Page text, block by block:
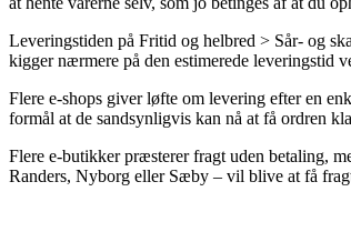
Leveringstiden på Fritid og helbred > Sår- og
kigger nærmere på den estimerede leveringstid
Flere e-shops giver løfte om levering efter en
formål at de sandsynligvis kan nå at få ordren
Flere e-butikker præsterer fragt uden betaling,
Randers, Nyborg eller Sæby – vil blive at få